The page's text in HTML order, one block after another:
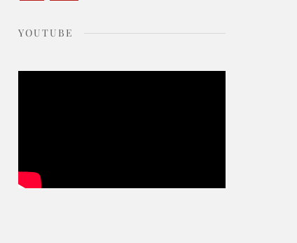
YOUTUBE